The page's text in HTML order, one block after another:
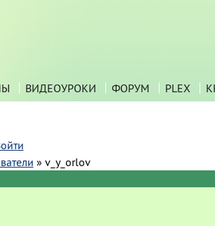
ВИДЕОУРОКИ ФОРУМ PLEX
» v_y_orlov